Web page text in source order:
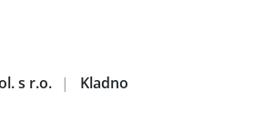
s r.o. | Kladno